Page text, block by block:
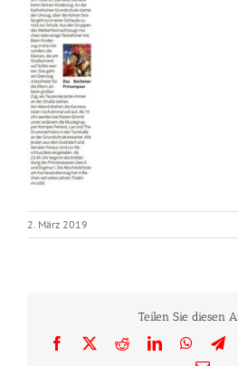
2. März 2019
Teilen Sie diesen
Facebook
X RedditLinkedIn